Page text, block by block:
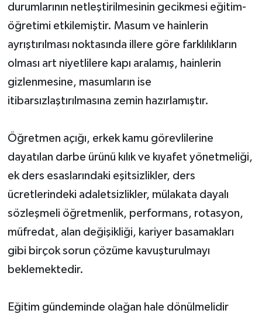
durumlarının netleştirilmesinin gecikmesi eğitim-
öğretimi etkilemiştir. Masum ve hainlerin
ayrıştırılması noktasında illere göre farklılıkların
olması art niyetlilere kapı aralamış, hainlerin
gizlenmesine, masumların ise
itibarsızlaştırılmasına zemin hazırlamıştır.
Öğretmen açığı, erkek kamu görevlilerine
dayatılan darbe ürünü kılık ve kıyafet yönetmeliği,
ek ders esaslarındaki eşitsizlikler, ders
ücretlerindeki adaletsizlikler, mülakata dayalı
sözleşmeli öğretmenlik, performans, rotasyon,
müfredat, alan değişikliği, kariyer basamakları
gibi birçok sorun çözüme kavuşturulmayı
beklemektedir.
Eğitim gündeminde olağan hale dönülmelidir